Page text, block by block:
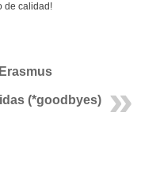
de calidad!
(*goodbyes)